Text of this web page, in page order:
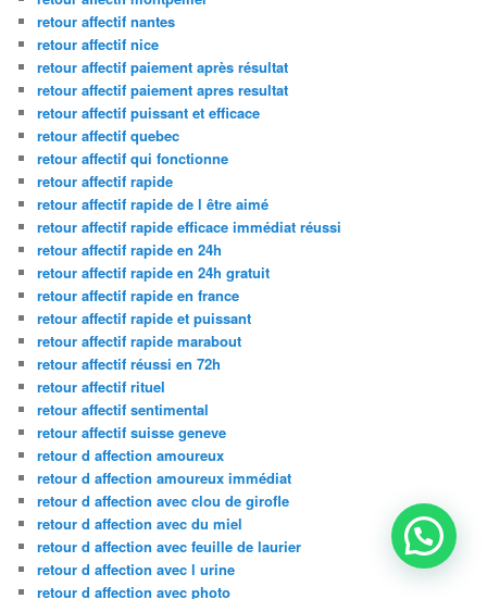
retour affectif nantes
retour affectif nice
retour affectif paiement après résultat
retour affectif paiement apres resultat
retour affectif puissant et efficace
retour affectif quebec
retour affectif qui fonctionne
retour affectif rapide
retour affectif rapide de l être aimé
retour affectif rapide efficace immédiat réussi
retour affectif rapide en 24h
retour affectif rapide en 24h gratuit
retour affectif rapide en france
retour affectif rapide et puissant
retour affectif rapide marabout
retour affectif réussi en 72h
retour affectif rituel
retour affectif sentimental
retour affectif suisse geneve
retour d affection amoureux
retour d affection amoureux immédiat
retour d affection avec clou de girofle
retour d affection avec du miel
retour d affection avec feuille de laurier
retour d affection avec l urine
retour d affection avec photo